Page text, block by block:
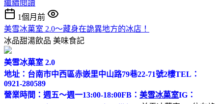
繼續閱讀
1個月前
美雪冰菓室 2.0～藏身在詭異地方的冰店！
冰品甜湯飲品 美味食記
美雪冰菓室 2.0
地址：台南市中西區赤嵌里中山路79巷22-71號2樓TEL：
0921-280589
營業時間：週五～週一13:00-18:00FB： 美雪冰菓室IG：